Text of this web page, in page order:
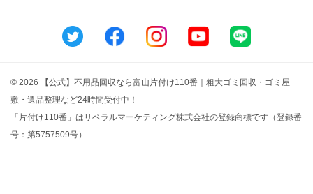
© 2026 【公式】不用品回収なら富山片付け110番｜粗大ゴミ回収・ゴミ屋
敷・遺品整理など24時間受付中！
「片付け110番」はリベラルマーケティング株式会社の登録商標です（登録番
号：第5757509号）